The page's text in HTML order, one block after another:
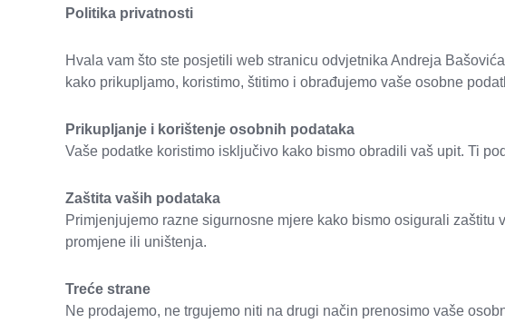
Politika privatnosti
Hvala vam što ste posjetili web stranicu odvjetnika Andreja
kako prikupljamo, koristimo, štitimo i obrađujemo vaše osobne
Prikupljanje i korištenje osobnih podataka
Vaše podatke koristimo isključivo kako bismo obradili vaš upit. Ti
Zaštita vaših podataka
Primjenjujemo razne sigurnosne mjere kako bismo osigurali
promjene ili uništenja.
Treće strane
Ne prodajemo, ne trgujemo niti na drugi način prenosimo vaše